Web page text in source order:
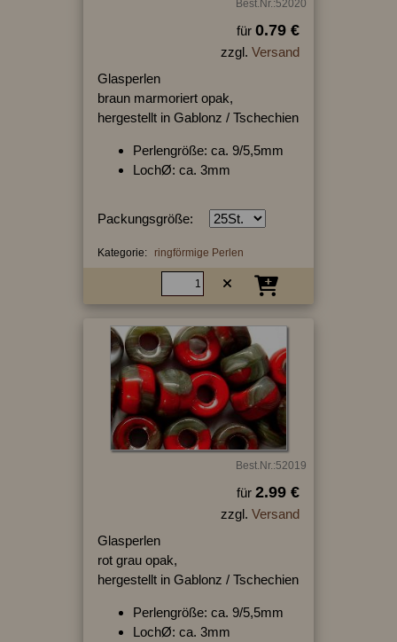
Best.Nr.:52020
für 0.79 €
zzgl. Versand
Glasperlen
braun marmoriert opak,
hergestellt in Gablonz / Tschechien
Perlengröße: ca. 9/5,5mm
LochØ: ca. 3mm
Packungsgröße:
Kategorie: ringförmige Perlen
Best.Nr.:52019
für 2.99 €
zzgl. Versand
Glasperlen
rot grau opak,
hergestellt in Gablonz / Tschechien
Perlengröße: ca. 9/5,5mm
LochØ: ca. 3mm